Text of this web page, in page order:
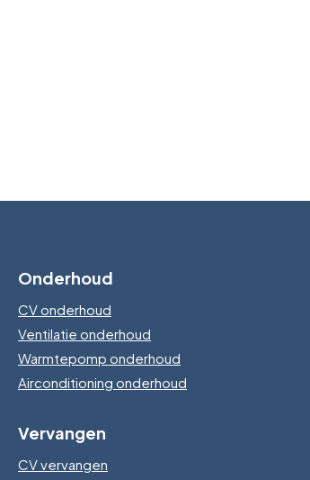
Onderhoud
CV onderhoud
Ventilatie onderhoud
Warmtepomp onderhoud
Airconditioning onderhoud
Vervangen
CV vervangen